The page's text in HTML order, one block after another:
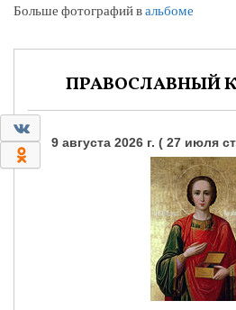
Больше фотографий вальбоме
ПРАВОСЛАВНЫЙ
9 августа 2026 г. ( 27 июля